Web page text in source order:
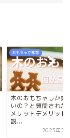
おもちゃで知育
木のおもちゃしか買
いの？と質問された
メリットデメリット
説...
2023年2
ホーム